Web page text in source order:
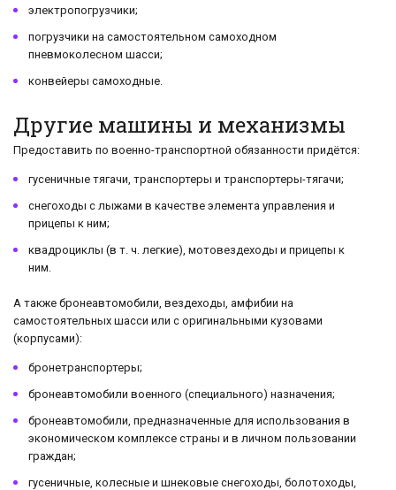
электропогрузчики;
погрузчики на самостоятельном самоходном
пневмоколесном шасси;
конвейеры самоходные.
Другие машины и механизмы
Предоставить по военно-транспортной обязанности придётся:
гусеничные тягачи, транспортеры и транспортеры-тягачи;
снегоходы с лыжами в качестве элемента управления и
прицепы к ним;
квадроциклы (в т. ч. легкие), мотовездеходы и прицепы к
ним.
А также бронеавтомобили, вездеходы, амфибии на
самостоятельных шасси или с оригинальными кузовами
(корпусами):
бронетранспортеры;
бронеавтомобили военного (специального) назначения;
бронеавтомобили, предназначенные для использования в
экономическом комплексе страны и в личном пользовании
граждан;
гусеничные, колесные и шнековые снегоходы, болотоходы,